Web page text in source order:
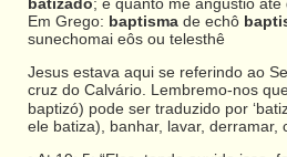
Em Grego: baptisma de echô
sunechomai eôs ou telesthê
Jesus estava aqui se referindo ao
cruz do Calvário. Lembremo-nos
baptizó) pode ser traduzido por
ele batiza), banhar, lavar, derramar,